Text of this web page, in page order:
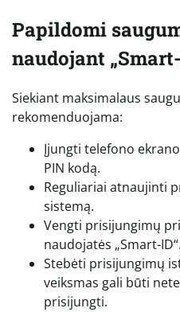
Papildomi
naudojant
Siekiant maksimalaus
rekomenduojama:
Įjungti telefono
PIN kodą.
Reguliariai atnaujinti
sistemą.
Vengti prisijungimų
naudojatės „Smart-ID“.
Stebėti prisijungimų
veiksmas gali būti
prisijungti.